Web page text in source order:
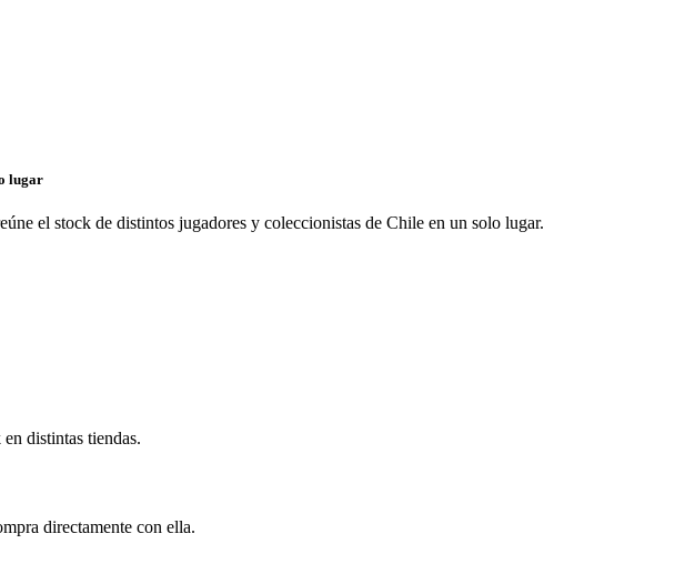
lugar
el stock de distintos jugadores y coleccionistas de Chile en un solo lugar.
distintas tiendas.
directamente con ella.